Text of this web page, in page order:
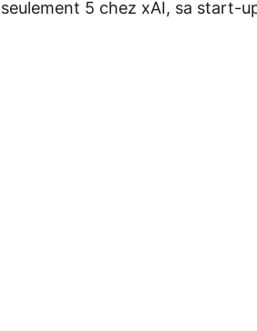
seulement 5 chez xAI, sa start-